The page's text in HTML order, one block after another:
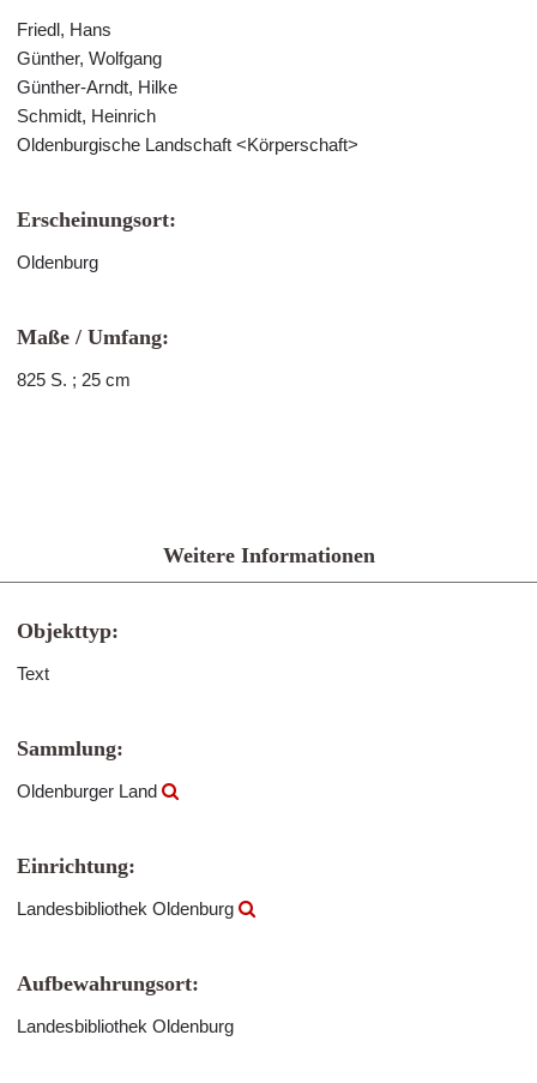
Friedl, Hans
Günther, Wolfgang
Günther-Arndt, Hilke
Schmidt, Heinrich
Oldenburgische Landschaft <Körperschaft>
Erscheinungsort:
Oldenburg
Maße / Umfang:
825 S. ; 25 cm
Weitere Informationen
Objekttyp:
Text
Sammlung:
Oldenburger Land
Einrichtung:
Landesbibliothek Oldenburg
Aufbewahrungsort:
Landesbibliothek Oldenburg